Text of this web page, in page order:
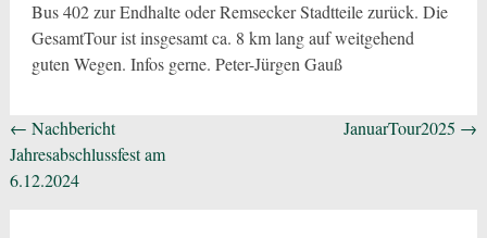
Bus 402 zur Endhalte oder Remsecker Stadtteile zurück. Die
GesamtTour ist insgesamt ca. 8 km lang auf weitgehend
guten Wegen. Infos gerne. Peter-Jürgen Gauß
Beitragsnavigation
← Nachbericht
Jahresabschlussfest am
6.12.2024
JanuarTour2025 →